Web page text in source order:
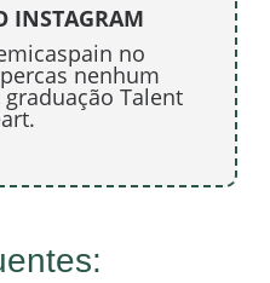
INSTAGRAM
no
nenhum
Talent